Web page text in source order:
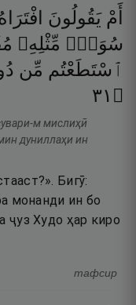
أَمْ يَقُولُونَ
سُوَرٍۢ مِّثْلِهِۦ
ٱسْتَطَعْتُم مِّن
۝ ١٣
м мислиҳӣ
дуниллаҳи ин
Бигӯ:
монанди ин бо
ҷуз Худо ҳар киро
тафсир